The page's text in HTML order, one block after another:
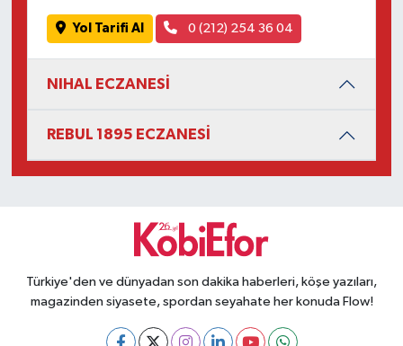
Yol Tarifi Al 0 (212) 254 36 04
NIHAL ECZANESİ
REBUL 1895 ECZANESİ
Türkiye'den ve dünyadan son dakika haberleri, köşe yazıları,
magazinden siyasete, spordan seyahate her konuda Flow!